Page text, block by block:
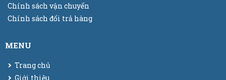
Chính sách vận chuyển
Chính sách đổi trả hàng
MENU
Trang chủ
Giới thiệu